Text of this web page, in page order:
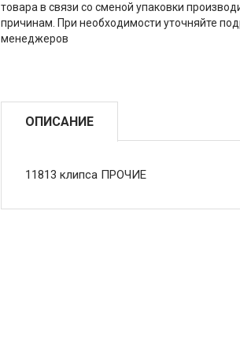
товара в связи со сменой упаковки
причинам. При необходимости уточняйте
менеджеров
ОПИСАНИЕ
11813 клипса ПРОЧИЕ